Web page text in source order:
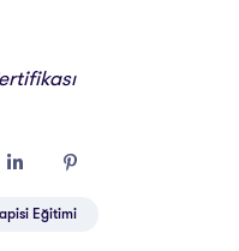
Eğitimi